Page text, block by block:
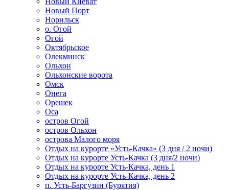
Новый Порт
Норильск
о. Огой
Огой
Октябрьское
Олекминск
Ольхон
Ольхонские ворота
Омск
Онега
Орешек
Оса
остров Огой
остров Ольхон
острова Малого моря
Отдых на курорте «Усть-Качка» (3 дня / 2 ночи)
Отдых на курорте Усть-Качка (3 дня/2 ночи)
Отдых на курорте Усть-Качка, день 1
Отдых на курорте Усть-Качка, день 2
п. Усть-Баргузин (Бурятия)